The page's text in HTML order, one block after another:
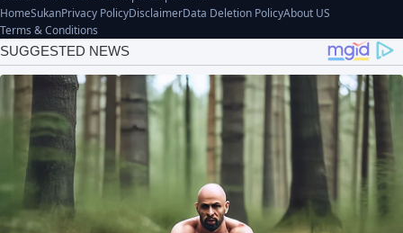
HomeSukanPrivacy PolicyDisclaimerData Deletion PolicyAbout US
Terms & Conditions